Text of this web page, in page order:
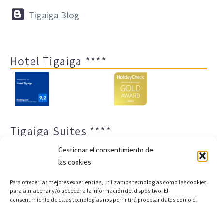
Gestionar el consentimiento de
las cookies
Para ofrecer las mejores experiencias, utilizamos tecnologías como las cookies
para almacenar y/o acceder a la información del dispositivo. El
consentimiento de estas tecnologías nos permitirá procesar datos como el

 Tigaiga Blog
Hotel Tigaiga ****
Tigaiga Suites ****